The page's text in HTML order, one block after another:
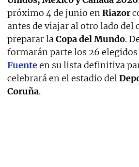
próximo 4 de junio enRiazor
antes de viajar al otro lado del
preparar laCopa del Mundo.
formarán parte los 26
Fuenteen su lista definitiva
celebrará en el estadio del
Coruña.